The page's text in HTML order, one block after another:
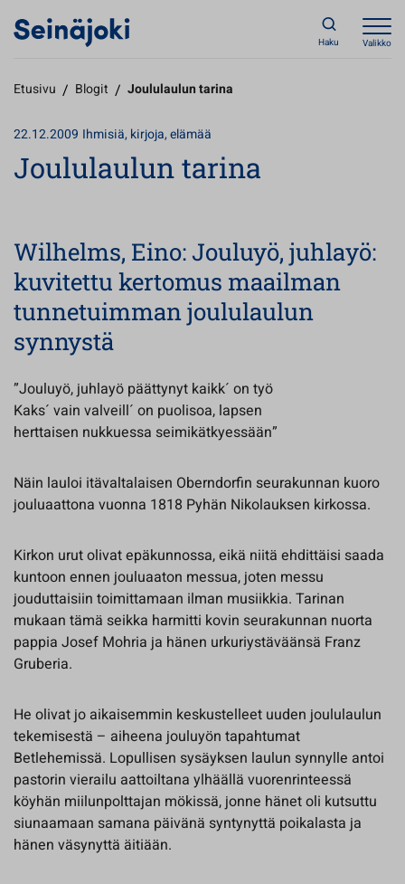
Haku Valikko
Etusivu / Blogit / Joululaulun tarina
22.12.2009 Ihmisiä, kirjoja, elämää
Joululaulun tarina
Wilhelms, Eino: Jouluyö, juhlayö:
kuvitettu kertomus maailman
tunnetuimman joululaulun
synnystä
”Jouluyö, juhlayö päättynyt kaikk´ on työ
Kaks´ vain valveill´ on puolisoa, lapsen
herttaisen nukkuessa seimikätkyessään”
Näin lauloi itävaltalaisen Oberndorfin seurakunnan kuoro
jouluaattona vuonna 1818 Pyhän Nikolauksen kirkossa.
Kirkon urut olivat epäkunnossa, eikä niitä ehdittäisi saada
kuntoon ennen jouluaaton messua, joten messu
jouduttaisiin toimittamaan ilman musiikkia. Tarinan
mukaan tämä seikka harmitti kovin seurakunnan nuorta
pappia Josef Mohria ja hänen urkuriystäväänsä Franz
Gruberia.
He olivat jo aikaisemmin keskustelleet uuden joululaulun
tekemisestä – aiheena jouluyön tapahtumat
Betlehemissä. Lopullisen sysäyksen laulun synnylle antoi
pastorin vierailu aattoiltana ylhäällä vuorenrinteessä
köyhän miilunpolttajan mökissä, jonne hänet oli kutsuttu
siunaamaan samana päivänä syntynyttä poikalasta ja
hänen väsynyttä äitiään.